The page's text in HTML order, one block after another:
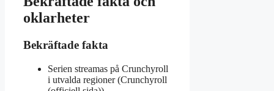
oklarheter
Bekräftade fakta
Serien streamas på Crunchyroll
i utvalda regioner (Crunchyroll